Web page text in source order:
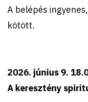
A belépés
kötött.
2026. június 9.
A keresztény